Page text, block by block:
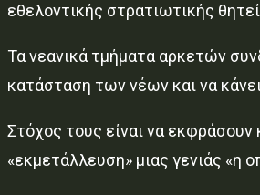
εθελοντικής στρατιωτικής
Τα νεανικά τμήματα αρκετών
κατάσταση των νέων και να
Στόχος τους είναι να εκφράσουν
«εκμετάλλευση» μιας γενιάς «η